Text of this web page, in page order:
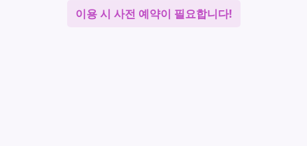
이용 시 사전 예약이 필요합니다!